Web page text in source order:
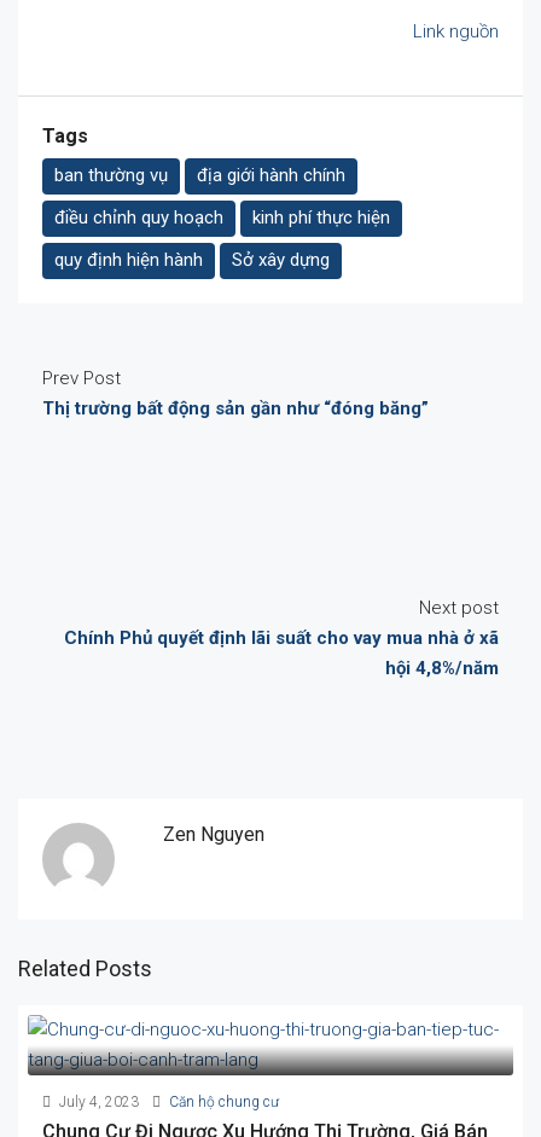
Link nguồn
Tags
ban thường vụ
địa giới hành chính
điều chỉnh quy hoạch
kinh phí thực hiện
quy định hiện hành
Sở xây dựng
Prev Post
Thị trường bất động sản gần như “đóng băng”
Next post
Chính Phủ quyết định lãi suất cho vay mua nhà ở xã
hội 4,8%/năm
Zen Nguyen
Related Posts
July 4, 2023 Căn hộ chung cư
Chung Cư Đi Ngược Xu Hướng Thị Trường, Giá Bán